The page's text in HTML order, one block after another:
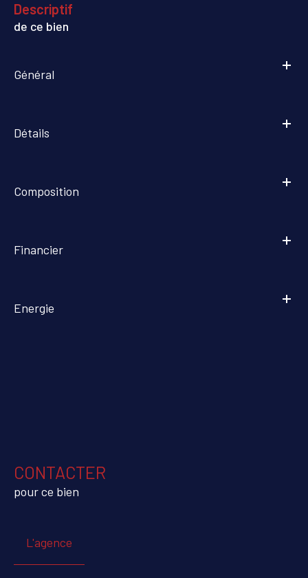
descriptif
de ce bien
Général
Détails
Composition
Financier
Energie
CONTACTER
pour ce bien
L'agence